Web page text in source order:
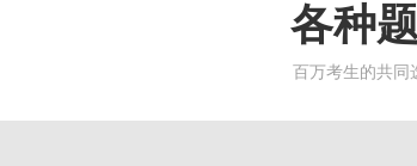
各种
百万考生的共同